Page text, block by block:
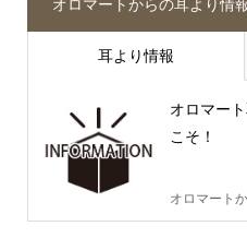
オロマートからの耳より情
耳より情報
オロマー
こそ！
オロマート